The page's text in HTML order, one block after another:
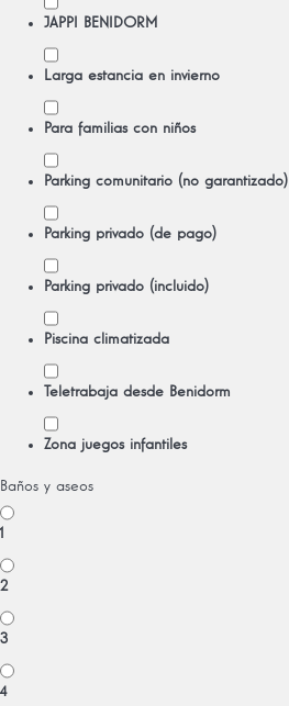
JAPPI BENIDORM
Larga estancia en invierno
Para familias con niños
Parking comunitario (no garantizado)
Parking privado (de pago)
Parking privado (incluido)
Piscina climatizada
Teletrabaja desde Benidorm
Zona juegos infantiles
Baños y aseos
1
2
3
4